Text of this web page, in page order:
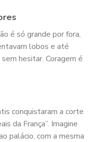
é só grande por fora,
lobos e até
hesitar. Coragem é
conquistaram a corte
da França”. Imagine
palácio, com a mesma